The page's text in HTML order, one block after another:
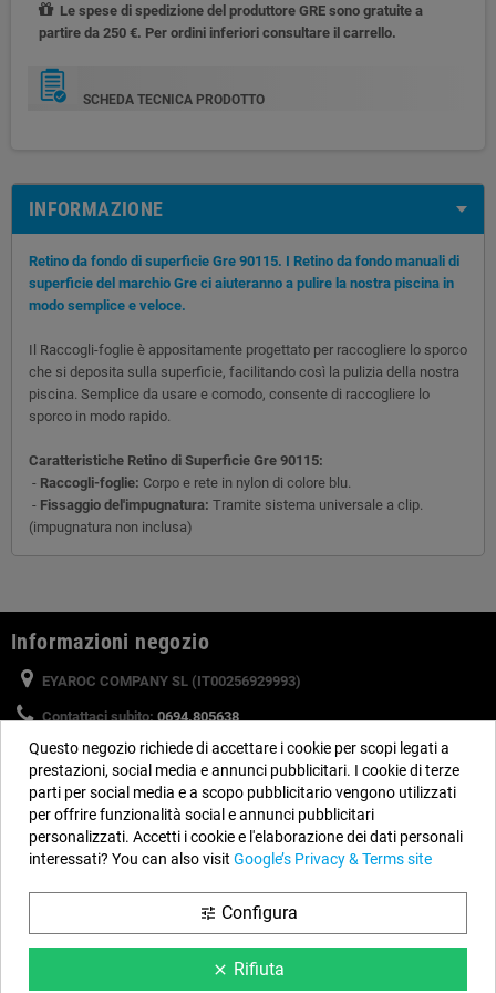
Le spese di spedizione del produttore GRE sono gratuite a
partire da 250 €. Per ordini inferiori consultare il carrello.
SCHEDA TECNICA PRODOTTO
INFORMAZIONE
Retino da fondo di superficie Gre 90115. I Retino da fondo manuali di
superficie del marchio Gre ci aiuteranno a pulire la nostra piscina in
modo semplice e veloce.
Il Raccogli-foglie è appositamente progettato per raccogliere lo sporco
che si deposita sulla superficie, facilitando così la pulizia della nostra
piscina. Semplice da usare e comodo, consente di raccogliere lo
sporco in modo rapido.
Caratteristiche Retino di Superficie Gre 90115:
- Raccogli-foglie: Corpo e rete in nylon di colore blu.
- Fissaggio del'impugnatura: Tramite sistema universale a clip.
(impugnatura non inclusa)
Informazioni negozio
EYAROC COMPANY SL (IT00256929993)
Contattaci subito: 0694.805638
Orario:Dal lunedì al venerdì, dalle 9 alle 14 e dalle 15 alle 18
Email:info@piscinefuori-terra.com
Seguici
Questo negozio richiede di accettare i cookie per scopi legati a
prestazioni, social media e annunci pubblicitari. I cookie di terze
parti per social media e a scopo pubblicitario vengono utilizzati
per offrire funzionalità social e annunci pubblicitari
personalizzati. Accetti i cookie e l'elaborazione dei dati personali
interessati? You can also visit Google’s Privacy & Terms site
tune Configura
clear Rifiuta